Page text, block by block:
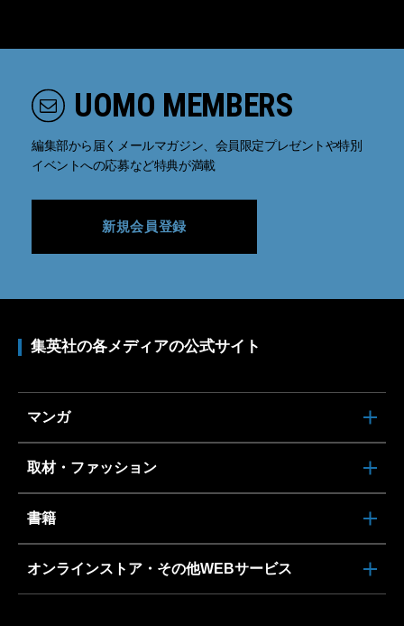
UOMO MEMBERS
編集部から届くメールマガジン、会員限定プレゼントや特別
イベントへの応募など特典が満載
新規会員登録
集英社の各メディアの公式サイト
マンガ
取材・ファッション
書籍
オンラインストア・その他WEBサービス